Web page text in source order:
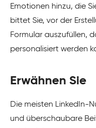
Emotionen hinzu, die
bittet Sie, vor der
Formular auszufüllen,
personalisiert werden
Erwähnen Sie
Die meisten LinkedIn-
und überschaubare